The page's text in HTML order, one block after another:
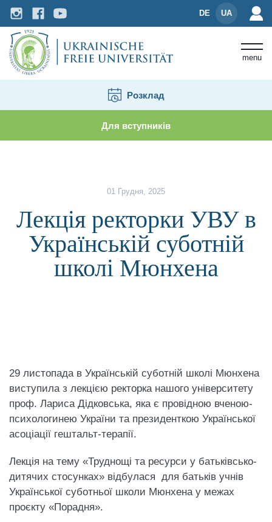
DE UA
menu
Розклад
Для вступників
Лекція ректорки УВУ в
01 Грудня, 2025
Лекція ректорки УВУ в
Українській суботній
школі Мюнхена
29 листопада в Українській суботній школі Мюнхена
виступила з лекцією ректорка нашого університету
проф. Лариса Дідковська, яка є провідною вченою-
психологинею України та президенткою Української
асоціації гештальт-терапії.
Лекція на тему «Труднощі та ресурси у батьківсько-
дитячих стосунках» відбулася для батьків учнів
Української суботньої школи Мюнхена у межах
проєкту «Порадня».